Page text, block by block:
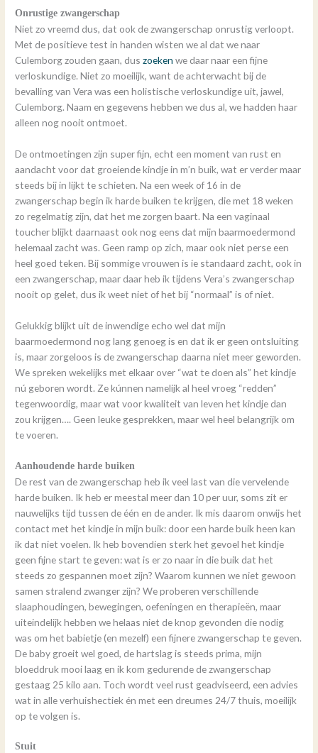
Onrustige zwangerschap
Niet zo vreemd dus, dat ook de zwangerschap onrustig verloopt.
Met de positieve test in handen wisten we al dat we naar
Culemborg zouden gaan, duszoeken we daar naar een fijne
verloskundige. Niet zo moeilijk, want de achterwacht bij de
bevalling van Vera was een holistische verloskundige uit, jawel,
Culemborg. Naam en gegevens hebben we dus al, we hadden haar
alleen nog nooit ontmoet.
De ontmoetingen zijn super fijn, echt een moment van rust en
aandacht voor dat groeiende kindje in m’n buik, wat er verder maar
steeds bij in lijkt te schieten. Na een week of 16 in de
zwangerschap begin ik harde buiken te krijgen, die met 18 weken
zo regelmatig zijn, dat het me zorgen baart. Na een vaginaal
toucher blijkt daarnaast ook nog eens dat mijn baarmoedermond
helemaal zacht was. Geen ramp op zich, maar ook niet perse een
heel goed teken. Bij sommige vrouwen is ie standaard zacht, ook in
een zwangerschap, maar daar heb ik tijdens Vera’s zwangerschap
nooit op gelet, dus ik weet niet of het bij “normaal” is of niet.
Gelukkig blijkt uit de inwendige echo wel dat mijn
baarmoedermond nog lang genoeg is en dat ik er geen ontsluiting
is, maar zorgeloos is de zwangerschap daarna niet meer geworden.
We spreken wekelijks met elkaar over “wat te doen als” het kindje
nú geboren wordt. Ze kúnnen namelijk al heel vroeg “redden”
tegenwoordig, maar wat voor kwaliteit van leven het kindje dan
zou krijgen…. Geen leuke gesprekken, maar wel heel belangrijk om
te voeren.
Aanhoudende harde buiken
De rest van de zwangerschap heb ik veel last van die vervelende
harde buiken. Ik heb er meestal meer dan 10 per uur, soms zit er
nauwelijks tijd tussen de één en de ander. Ik mis daarom onwijs het
contact met het kindje in mijn buik: door een harde buik heen kan
ik dat niet voelen. Ik heb bovendien sterk het gevoel het kindje
geen fijne start te geven: wat is er zo naar in die buik dat het
steeds zo gespannen moet zijn? Waarom kunnen we niet gewoon
samen stralend zwanger zijn? We proberen verschillende
slaaphoudingen, bewegingen, oefeningen en therapieën, maar
uiteindelijk hebben we helaas niet de knop gevonden die nodig
was om het babietje (en mezelf) een fijnere zwangerschap te geven.
De baby groeit wel goed, de hartslag is steeds prima, mijn
bloeddruk mooi laag en ik kom gedurende de zwangerschap
gestaag 25 kilo aan. Toch wordt veel rust geadviseerd, een advies
wat in alle verhuishectiek én met een dreumes 24/7 thuis, moeilijk
op te volgen is.
Stuit